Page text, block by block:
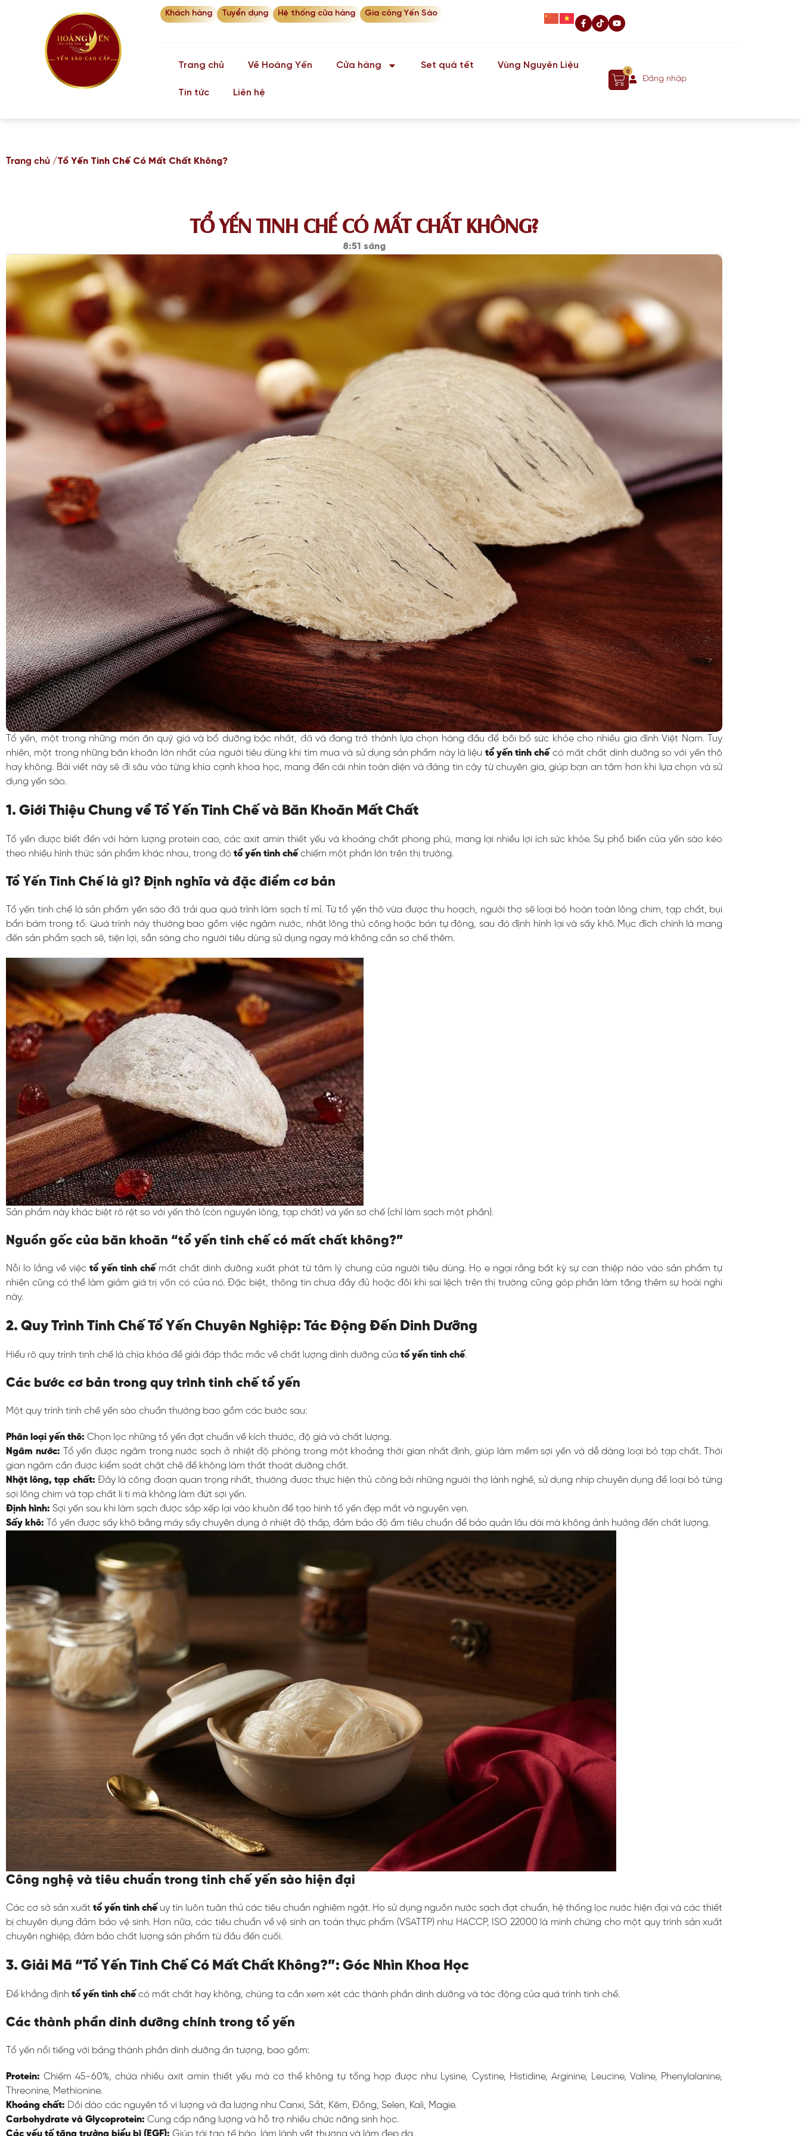
Khách hàng Tuyển dụng Hệ thống cửa hàng Gia công Yến Sào
Trang chủ Về Hoàng Yến Cửa hàng Set quà tết Vùng Nguyên Liệu
Tin tức Liên hệ
0
Đăng nhập
Trang chủ /Tổ Yến Tinh Chế Có Mất Chất Không?
TỔ YẾN TINH CHẾ CÓ MẤT CHẤT KHÔNG?
8:51 sáng
Tổ yến, một trong những món ăn quý giá và bổ dưỡng bậc nhất, đã và đang trở thành lựa chọn hàng đầu để bồi bổ sức khỏe cho nhiều gia đình Việt Nam. Tuy
nhiên, một trong những băn khoăn lớn nhất của người tiêu dùng khi tìm mua và sử dụng sản phẩm này là liệu tổ yến tinh chế có mất chất dinh dưỡng so với yến thô
hay không. Bài viết này sẽ đi sâu vào từng khía cạnh khoa học, mang đến cái nhìn toàn diện và đáng tin cậy từ chuyên gia, giúp bạn an tâm hơn khi lựa chọn và sử
dụng yến sào.
1. Giới Thiệu Chung về Tổ Yến Tinh Chế và Băn Khoăn Mất Chất
Tổ yến được biết đến với hàm lượng protein cao, các axit amin thiết yếu và khoáng chất phong phú, mang lại nhiều lợi ích sức khỏe. Sự phổ biến của yến sào kéo
theo nhiều hình thức sản phẩm khác nhau, trong đó tổ yến tinh chế chiếm một phần lớn trên thị trường.
Tổ Yến Tinh Chế là gì? Định nghĩa và đặc điểm cơ bản
Tổ yến tinh chế là sản phẩm yến sào đã trải qua quá trình làm sạch tỉ mỉ. Từ tổ yến thô vừa được thu hoạch, người thợ sẽ loại bỏ hoàn toàn lông chim, tạp chất, bụi
bẩn bám trong tổ. Quá trình này thường bao gồm việc ngâm nước, nhặt lông thủ công hoặc bán tự động, sau đó định hình lại và sấy khô. Mục đích chính là mang
đến sản phẩm sạch sẽ, tiện lợi, sẵn sàng cho người tiêu dùng sử dụng ngay mà không cần sơ chế thêm.
Sản phẩm này khác biệt rõ rệt so với yến thô (còn nguyên lông, tạp chất) và yến sơ chế (chỉ làm sạch một phần).
Nguồn gốc của băn khoăn “tổ yến tinh chế có mất chất không?”
Nỗi lo lắng về việctổ yến tinh chế mất chất dinh dưỡng xuất phát từ tâm lý chung của người tiêu dùng. Họ e ngại rằng bất kỳ sự can thiệp nào vào sản phẩm tự
nhiên cũng có thể làm giảm giá trị vốn có của nó. Đặc biệt, thông tin chưa đầy đủ hoặc đôi khi sai lệch trên thị trường cũng góp phần làm tăng thêm sự hoài nghi
này.
2. Quy Trình Tinh Chế Tổ Yến Chuyên Nghiệp: Tác Động Đến Dinh Dưỡng
Hiểu rõ quy trình tinh chế là chìa khóa để giải đáp thắc mắc về chất lượng dinh dưỡng của tổ yến tinh chế.
Các bước cơ bản trong quy trình tinh chế tổ yến
Một quy trình tinh chế yến sào chuẩn thường bao gồm các bước sau:
Phân loại yến thô: Chọn lọc những tổ yến đạt chuẩn về kích thước, độ già và chất lượng.
Ngâm nước: Tổ yến được ngâm trong nước sạch ở nhiệt độ phòng trong một khoảng thời gian nhất định, giúp làm mềm sợi yến và dễ dàng loại bỏ tạp chất. Thời
gian ngâm cần được kiểm soát chặt chẽ để không làm thất thoát dưỡng chất.
Nhặt lông, tạp chất: Đây là công đoạn quan trọng nhất, thường được thực hiện thủ công bởi những người thợ lành nghề, sử dụng nhíp chuyên dụng để loại bỏ từng
sợi lông chim và tạp chất li ti mà không làm đứt sợi yến.
Định hình: Sợi yến sau khi làm sạch được sắp xếp lại vào khuôn để tạo hình tổ yến đẹp mắt và nguyên vẹn.
Sấy khô: Tổ yến được sấy khô bằng máy sấy chuyên dụng ở nhiệt độ thấp, đảm bảo độ ẩm tiêu chuẩn để bảo quản lâu dài mà không ảnh hưởng đến chất lượng.
Công nghệ và tiêu chuẩn trong tinh chế yến sào hiện đại
Các cơ sở sản xuất tổ yến tinh chế uy tín luôn tuân thủ các tiêu chuẩn nghiêm ngặt. Họ sử dụng nguồn nước sạch đạt chuẩn, hệ thống lọc nước hiện đại và các thiết
bị chuyên dụng đảm bảo vệ sinh. Hơn nữa, các tiêu chuẩn về vệ sinh an toàn thực phẩm (VSATTP) như HACCP, ISO 22000 là minh chứng cho một quy trình sản xuất
chuyên nghiệp, đảm bảo chất lượng sản phẩm từ đầu đến cuối.
3. Giải Mã “Tổ Yến Tinh Chế Có Mất Chất Không?”: Góc Nhìn Khoa Học
Để khẳng định tổ yến tinh chế có mất chất hay không, chúng ta cần xem xét các thành phần dinh dưỡng và tác động của quá trình tinh chế.
Các thành phần dinh dưỡng chính trong tổ yến
Tổ yến nổi tiếng với bảng thành phần dinh dưỡng ấn tượng, bao gồm:
Protein: Chiếm 45-60%, chứa nhiều axit amin thiết yếu mà cơ thể không tự tổng hợp được như Lysine, Cystine, Histidine, Arginine, Leucine, Valine, Phenylalanine,
Threonine, Methionine.
Khoáng chất: Dồi dào các nguyên tố vi lượng và đa lượng như Canxi, Sắt, Kẽm, Đồng, Selen, Kali, Magie.
Carbohydrate và Glycoprotein: Cung cấp năng lượng và hỗ trợ nhiều chức năng sinh học.